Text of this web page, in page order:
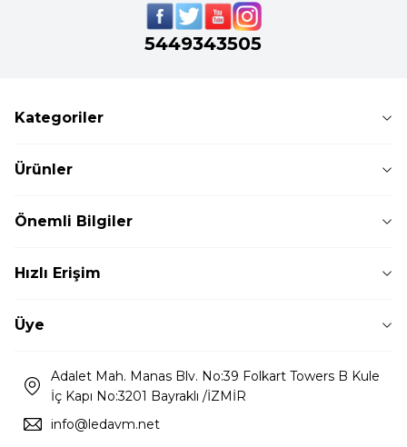
5449343505
Kategoriler
Ürünler
Önemli Bilgiler
Hızlı Erişim
Üye
Adalet Mah. Manas Blv. No:39 Folkart Towers B Kule
İç Kapı No:3201 Bayraklı /İZMİR
info@ledavm.net